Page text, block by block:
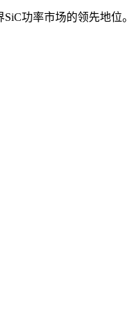
功率市场的领先地位。